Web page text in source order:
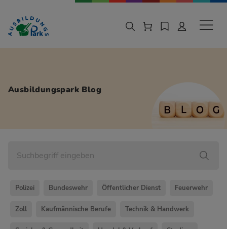
Zur Navigation springen
Zu den Hauptinhalten springen
Ausbildungspark Blog
Polizei Bundeswehr Öffentlicher Dienst Feuerwehr
Zoll Kaufmännische Berufe Technik & Handwerk